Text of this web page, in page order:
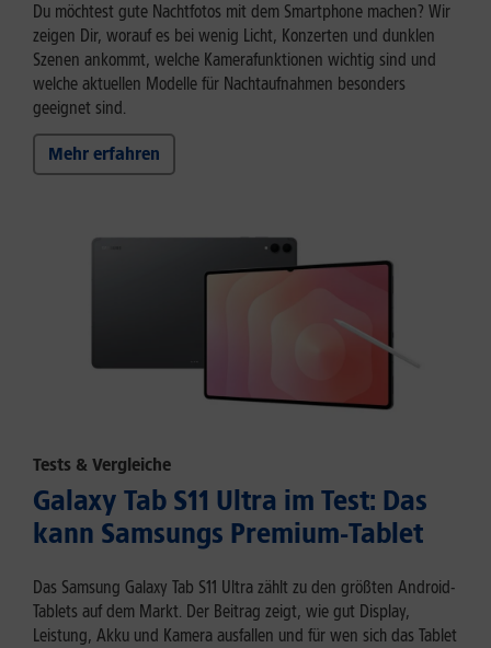
Du möchtest gute Nachtfotos mit dem Smartphone machen? Wir
zeigen Dir, worauf es bei wenig Licht, Konzerten und dunklen
Szenen ankommt, welche Kamerafunktionen wichtig sind und
welche aktuellen Modelle für Nachtaufnahmen besonders
geeignet sind.
Mehr erfahren
Tests & Vergleiche
Galaxy Tab S11 Ultra im Test: Das
kann Samsungs Premium-Tablet
Das Samsung Galaxy Tab S11 Ultra zählt zu den größten Android-
Tablets auf dem Markt. Der Beitrag zeigt, wie gut Display,
Leistung, Akku und Kamera ausfallen und für wen sich das Tablet